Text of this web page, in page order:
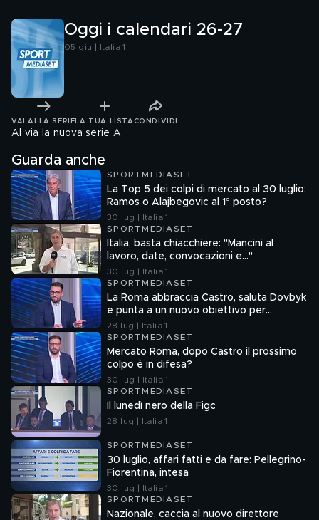
Oggi i calendari 26-27
05 giu | Italia 1
VAI ALLA SERIE LA TUA LISTA CONDIVIDI
Al via la nuova serie A.
Guarda anche
SPORTMEDIASET
La Top 5 dei colpi di mercato al 30 luglio:
Ramos o Alajbegovic al 1° posto?
30 lug | Italia 1
SPORTMEDIASET
Italia, basta chiacchiere: "Mancini al
lavoro, date, convocazioni e…"
30 lug | Italia 1
SPORTMEDIASET
La Roma abbraccia Castro, saluta Dovbyk
e punta a un nuovo obiettivo per
l'attacco
28 lug | Italia 1
SPORTMEDIASET
Mercato Roma, dopo Castro il prossimo
colpo è in difesa?
30 lug | Italia 1
SPORTMEDIASET
Il lunedì nero della Figc
28 lug | Italia 1
SPORTMEDIASET
30 luglio, affari fatti e da fare: Pellegrino-
Fiorentina, intesa
30 lug | Italia 1
SPORTMEDIASET
Nazionale, caccia al nuovo direttore